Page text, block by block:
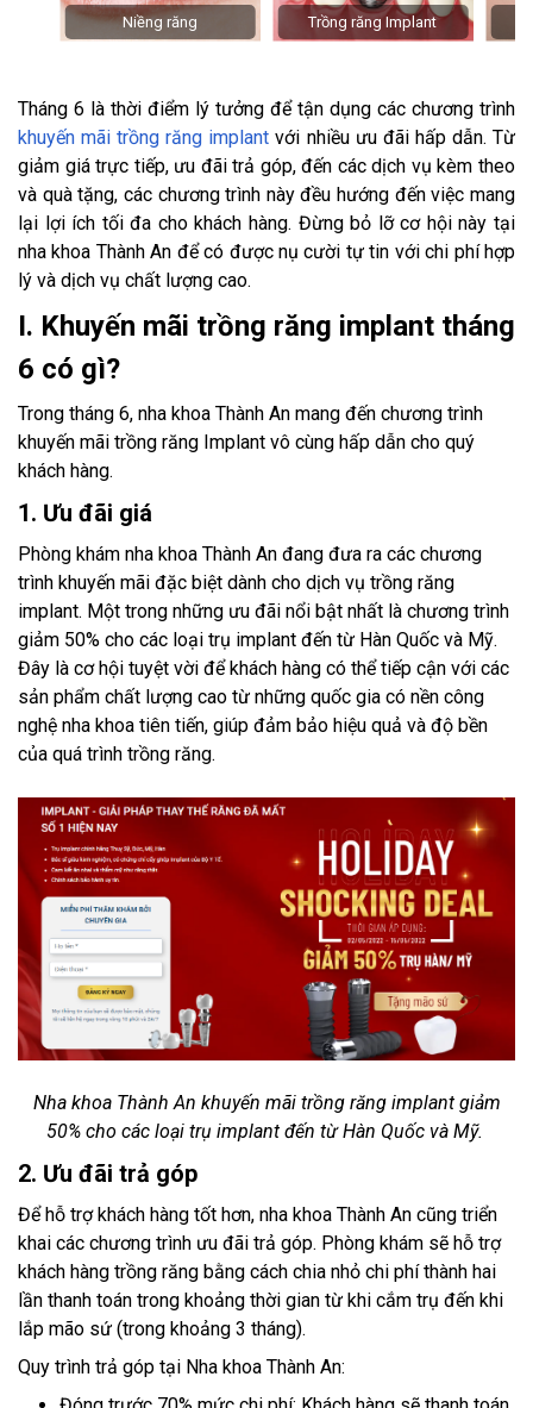
Niềng răng Trồng răng Implant
Tháng 6 là thời điểm lý tưởng để tận dụng các chương trình
khuyến mãi trồng răng implant với nhiều ưu đãi hấp dẫn. Từ
giảm giá trực tiếp, ưu đãi trả góp, đến các dịch vụ kèm theo
và quà tặng, các chương trình này đều hướng đến việc mang
lại lợi ích tối đa cho khách hàng. Đừng bỏ lỡ cơ hội này tại
nha khoa Thành An để có được nụ cười tự tin với chi phí hợp
lý và dịch vụ chất lượng cao.
I. Khuyến mãi trồng răng implant tháng
6 có gì?
Trong tháng 6, nha khoa Thành An mang đến chương trình
khuyến mãi trồng răng Implant vô cùng hấp dẫn cho quý
khách hàng.
1. Ưu đãi giá
Phòng khám nha khoa Thành An đang đưa ra các chương
trình khuyến mãi đặc biệt dành cho dịch vụ trồng răng
implant. Một trong những ưu đãi nổi bật nhất là chương trình
giảm 50% cho các loại trụ implant đến từ Hàn Quốc và Mỹ.
Đây là cơ hội tuyệt vời để khách hàng có thể tiếp cận với các
sản phẩm chất lượng cao từ những quốc gia có nền công
nghệ nha khoa tiên tiến, giúp đảm bảo hiệu quả và độ bền
của quá trình trồng răng.
Nha khoa Thành An khuyến mãi trồng răng implant giảm
50% cho các loại trụ implant đến từ Hàn Quốc và Mỹ.
2. Ưu đãi trả góp
Để hỗ trợ khách hàng tốt hơn, nha khoa Thành An cũng triển
khai các chương trình ưu đãi trả góp. Phòng khám sẽ hỗ trợ
khách hàng trồng răng bằng cách chia nhỏ chi phí thành hai
lần thanh toán trong khoảng thời gian từ khi cắm trụ đến khi
lắp mão sứ (trong khoảng 3 tháng).
Quy trình trả góp tại Nha khoa Thành An: